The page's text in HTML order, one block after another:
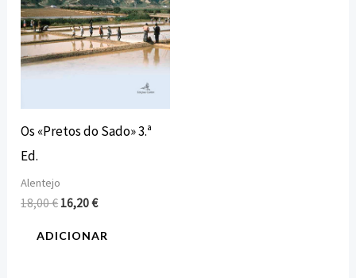
Os «Pretos do Sado» 3.ª
Ed.
Alentejo
18,00€ 16,20€
ADICIONAR